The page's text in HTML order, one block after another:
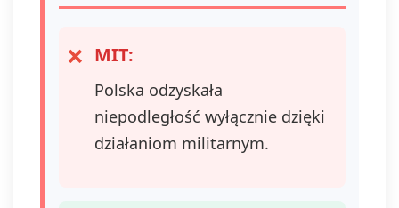
MIT:
Polska odzyskała
niepodległość wyłącznie dzięki
działaniom militarnym.